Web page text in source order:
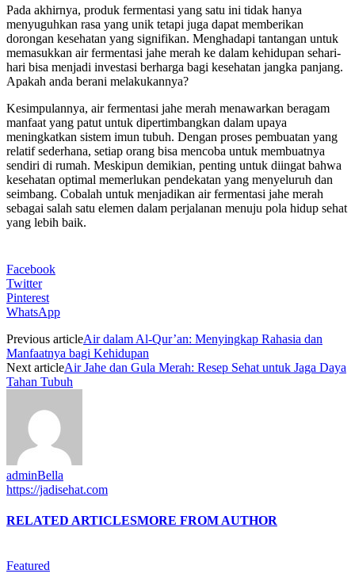
Pada akhirnya, produk fermentasi yang satu ini tidak hanya
menyuguhkan rasa yang unik tetapi juga dapat memberikan
dorongan kesehatan yang signifikan. Menghadapi tantangan untuk
memasukkan air fermentasi jahe merah ke dalam kehidupan sehari-
hari bisa menjadi investasi berharga bagi kesehatan jangka panjang.
Apakah anda berani melakukannya?
Kesimpulannya, air fermentasi jahe merah menawarkan beragam
manfaat yang patut untuk dipertimbangkan dalam upaya
meningkatkan sistem imun tubuh. Dengan proses pembuatan yang
relatif sederhana, setiap orang bisa mencoba untuk membuatnya
sendiri di rumah. Meskipun demikian, penting untuk diingat bahwa
kesehatan optimal memerlukan pendekatan yang menyeluruh dan
seimbang. Cobalah untuk menjadikan air fermentasi jahe merah
sebagai salah satu elemen dalam perjalanan menuju pola hidup sehat
yang lebih baik.
Facebook
Twitter
Pinterest
WhatsApp
Previous articleAir dalam Al-Qur’an: Menyingkap Rahasia dan
Manfaatnya bagi Kehidupan
Next articleAir Jahe dan Gula Merah: Resep Sehat untuk Jaga Daya
Tahan Tubuh
adminBella
https://jadisehat.com
RELATED ARTICLESMORE FROM AUTHOR
Featured